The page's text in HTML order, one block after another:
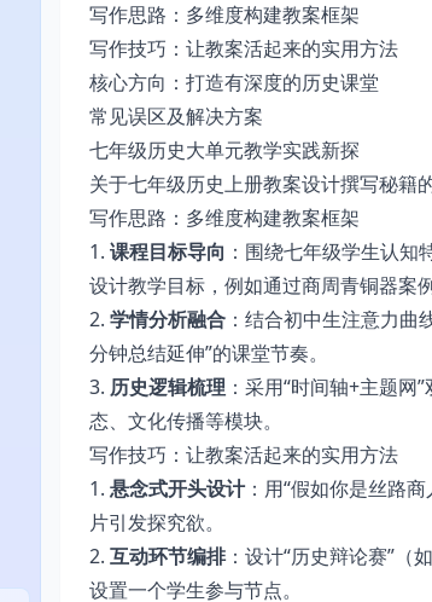
写作思路：多维度构建教案框架
写作技巧：让教案活起来的实用方法
核心方向：打造有深度的历史课堂
常见误区及解决方案
七年级历史大单元教学实践新探
关于七年级历史上册教案设计撰写秘籍
写作思路：多维度构建教案框架
1. 课程目标导向 ：围绕七年级学生认知
设计教学目标，例如通过商周青铜器案
2. 学情分析融合 ：结合初中生注意力
分钟总结延伸”的课堂节奏。
3. 历史逻辑梳理 ：采用“时间轴+主题
态、文化传播等模块。
写作技巧：让教案活起来的实用方法
1. 悬念式开头设计：用“假如你是丝路
片引发探究欲。
2. 互动环节编排：设计“历史辩论赛”（
设置一个学生参与节点。